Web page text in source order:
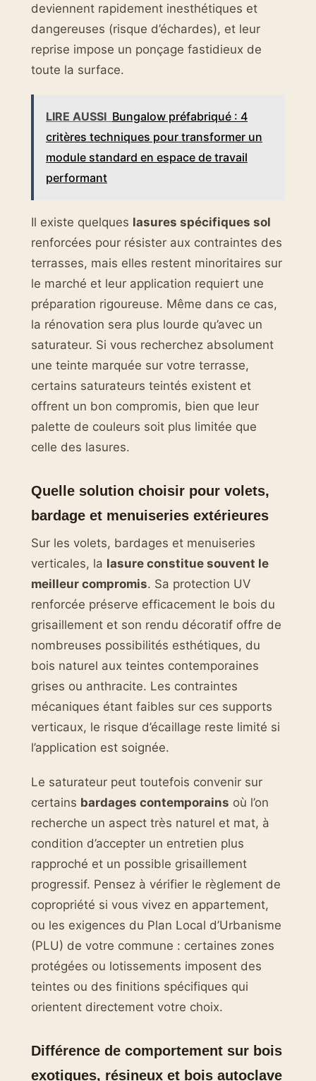
deviennent rapidement inesthétiques et
dangereuses (risque d’échardes), et leur
reprise impose un ponçage fastidieux de
toute la surface.
LIRE AUSSI Bungalow préfabriqué : 4
critères techniques pour transformer un
module standard en espace de travail
performant
Il existe quelques lasures spécifiques sol
renforcées pour résister aux contraintes des
terrasses, mais elles restent minoritaires sur
le marché et leur application requiert une
préparation rigoureuse. Même dans ce cas,
la rénovation sera plus lourde qu’avec un
saturateur. Si vous recherchez absolument
une teinte marquée sur votre terrasse,
certains saturateurs teintés existent et
offrent un bon compromis, bien que leur
palette de couleurs soit plus limitée que
celle des lasures.
Quelle solution choisir pour volets,
bardage et menuiseries extérieures
Sur les volets, bardages et menuiseries
verticales, la lasure constitue souvent le
meilleur compromis. Sa protection UV
renforcée préserve efficacement le bois du
grisaillement et son rendu décoratif offre de
nombreuses possibilités esthétiques, du
bois naturel aux teintes contemporaines
grises ou anthracite. Les contraintes
mécaniques étant faibles sur ces supports
verticaux, le risque d’écaillage reste limité si
l’application est soignée.
Le saturateur peut toutefois convenir sur
certains bardages contemporains où l’on
recherche un aspect très naturel et mat, à
condition d’accepter un entretien plus
rapproché et un possible grisaillement
progressif. Pensez à vérifier le règlement de
copropriété si vous vivez en appartement,
ou les exigences du Plan Local d’Urbanisme
(PLU) de votre commune : certaines zones
protégées ou lotissements imposent des
teintes ou des finitions spécifiques qui
orientent directement votre choix.
Différence de comportement sur bois
exotiques, résineux et bois autoclave